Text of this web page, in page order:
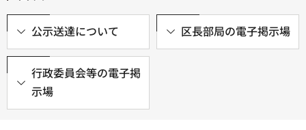
公示送達について 区長部局の電子掲示場
行政委員会等の電子掲
示場